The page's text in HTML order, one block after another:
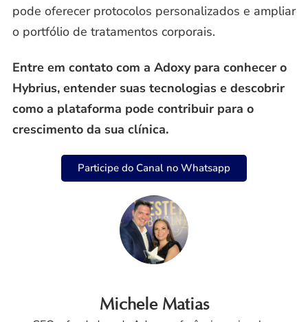
pode oferecer protocolos personalizados e ampliar
o portfólio de tratamentos corporais.
Entre em contato com a Adoxy para conhecer o
Hybrius, entender suas tecnologias e descobrir
como a plataforma pode contribuir para o
crescimento da sua clínica.
Participe do Canal no Whatsapp
Michele Matias